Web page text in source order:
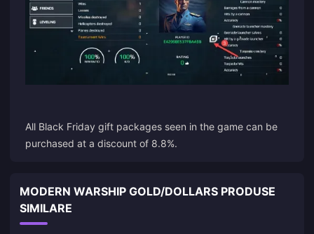
All Black Friday gift packages seen in the game can be
purchased at a discount of 8.8%.
MODERN WARSHIP GOLD/DOLLARS PRODUSE
SIMILARE